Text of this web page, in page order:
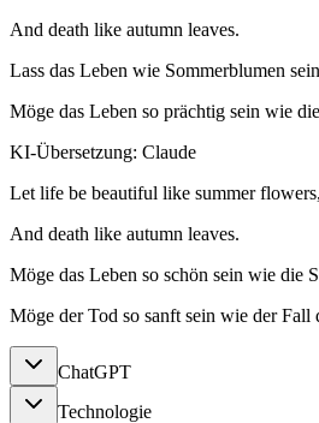
And death like autumn leaves.
Lass das Leben wie Sommerblumen
Möge das Leben so prächtig sein wie
KI-Übersetzung: Claude
Let life be beautiful like summer flowers,
And death like autumn leaves.
Möge das Leben so schön sein wie die
Möge der Tod so sanft sein wie der Fall
ChatGPT
Technologie